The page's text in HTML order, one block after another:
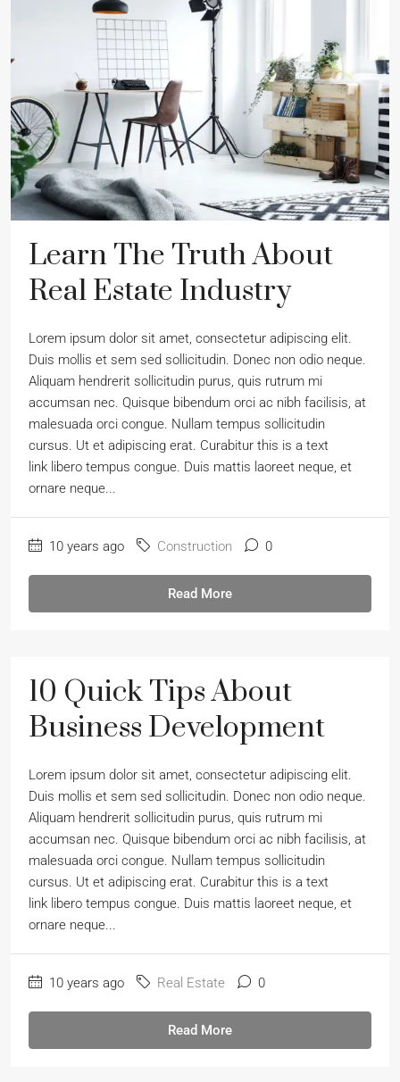
Learn The Truth About
Real Estate Industry
Lorem ipsum dolor sit amet, consectetur adipiscing elit.
Duis mollis et sem sed sollicitudin. Donec non odio neque.
Aliquam hendrerit sollicitudin purus, quis rutrum mi
accumsan nec. Quisque bibendum orci ac nibh facilisis, at
malesuada orci congue. Nullam tempus sollicitudin
cursus. Ut et adipiscing erat. Curabitur this is a text
link libero tempus congue. Duis mattis laoreet neque, et
ornare neque...
10 years ago Construction 0
Read More
10 Quick Tips About
Business Development
Lorem ipsum dolor sit amet, consectetur adipiscing elit.
Duis mollis et sem sed sollicitudin. Donec non odio neque.
Aliquam hendrerit sollicitudin purus, quis rutrum mi
accumsan nec. Quisque bibendum orci ac nibh facilisis, at
malesuada orci congue. Nullam tempus sollicitudin
cursus. Ut et adipiscing erat. Curabitur this is a text
link libero tempus congue. Duis mattis laoreet neque, et
ornare neque...
10 years ago Real Estate 0
Read More